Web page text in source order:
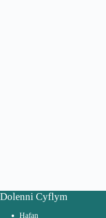
Dolenni Cyflym
Hafan